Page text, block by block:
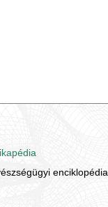
enciklopédia